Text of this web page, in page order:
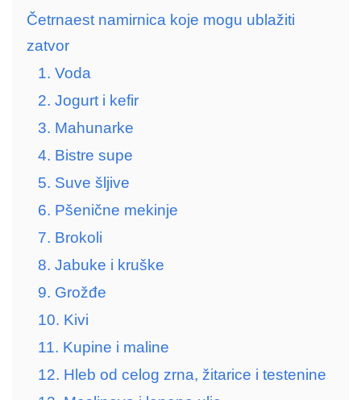
Četrnaest namirnica koje mogu ublažiti
zatvor
1. Voda
2. Jogurt i kefir
3. Mahunarke
4. Bistre supe
5. Suve šljive
6. Pšenične mekinje
7. Brokoli
8. Jabuke i kruške
9. Grožđe
10. Kivi
11. Kupine i maline
12. Hleb od celog zrna, žitarice i testenine